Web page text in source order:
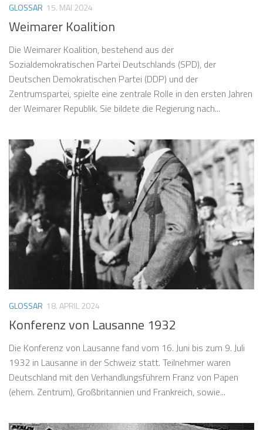
GLOSSAR 15. MAI 2024
Weimarer Koalition
Die Weimarer Koalition, bestehend aus der
Sozialdemokratischen Partei Deutschlands (SPD), der
Deutschen Demokratischen Partei (DDP) und der
Zentrumspartei, spielte eine zentrale Rolle in den ersten Jahren
der Weimarer Republik. Sie bildete die Regierung nach...
GLOSSAR 18. APRIL 2024
Konferenz von Lausanne 1932
Die Konferenz von Lausanne fand vom 16. Juni bis zum 9. Juli
1932 in Lausanne in der Schweiz statt. Teilnehmer waren
Deutschland mit den Verhandlungsführern Franz von Papen
(ehem. Zentrum), Großbritannien und Frankreich, sowie...